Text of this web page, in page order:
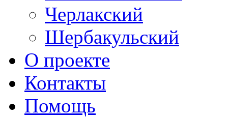
Черлакский
Шербакульский
О проекте
Контакты
Помощь